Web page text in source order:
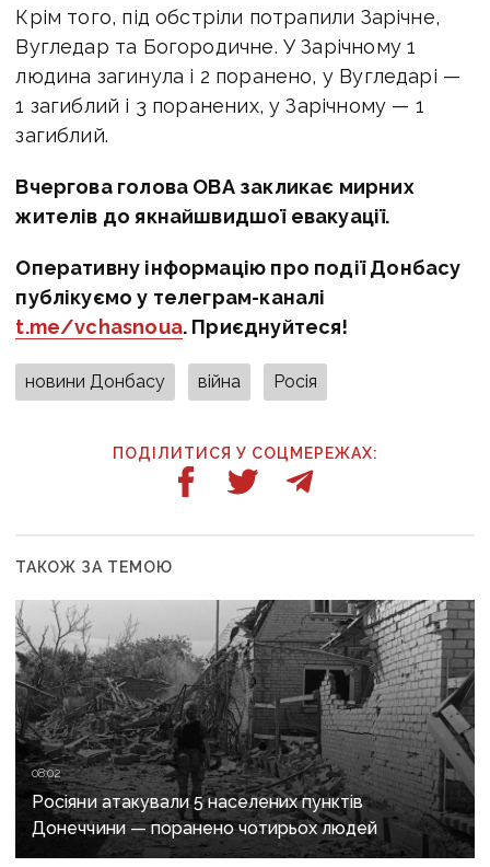
Крім того, під обстріли потрапили Зарічне,
Вугледар та Богородичне. У Зарічному 1
людина загинула і 2 поранено, у Вугледарі —
1 загиблий і 3 поранених, у Зарічному — 1
загиблий.
Вчергова голова ОВА закликає мирних
жителів до якнайшвидшої евакуації.
Оперативну інформацію про події Донбасу
публікуємо у телеграм-каналі
t.me/vchasnoua. Приєднуйтеся!
новини Донбасу війна Росія
ПОДІЛИТИСЯ У СОЦМЕРЕЖАХ:
ТАКОЖ ЗА ТЕМОЮ
08:02
Росіяни атакували 5 населених пунктів
Донеччини — поранено чотирьох людей